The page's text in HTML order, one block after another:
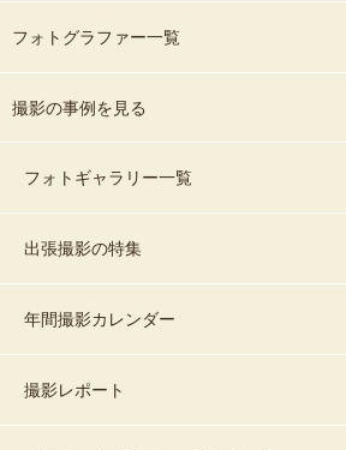
フォトグラファー一覧
撮影の事例を見る
フォトギャラリー一覧
出張撮影の特集
年間撮影カレンダー
撮影レポート